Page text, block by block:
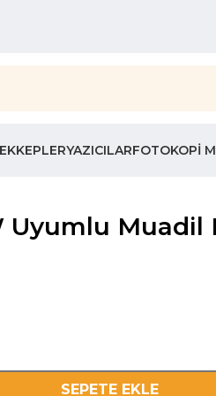
YAZICILARFOTOKOPI
Muadil
SEPETE EKLE